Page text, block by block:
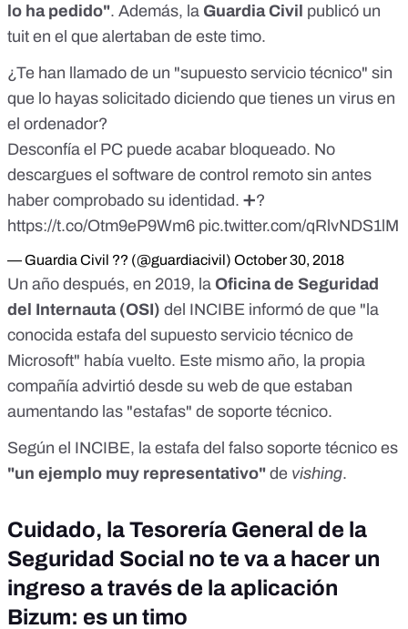
lo ha pedido". Además, la Guardia Civil publicó un
tuit en el que alertaban de este timo.
¿Te han llamado de un "supuesto servicio técnico" sin
que lo hayas solicitado diciendo que tienes un virus en
el ordenador?
Desconfía el PC puede acabar bloqueado. No
descargues el software de control remoto sin antes
haber comprobado su identidad. ➕?
https://t.co/Otm9eP9Wm6 pic.twitter.com/qRlvNDS1lM
— Guardia Civil ?? (@guardiacivil) October 30, 2018
Un año después, en 2019, la Oficina de Seguridad
del Internauta(OSI) del INCIBE informó de que "la
conocida estafa del supuesto servicio técnico de
Microsoft" había vuelto. Este mismo año, la propia
compañía advirtió desde su web de que estaban
aumentando las "estafas" de soporte técnico.
Según el INCIBE, la estafa del falso soporte técnico es
"un ejemplo muy representativo" de vishing.
Cuidado, la Tesorería General de la
Seguridad Social no te va a hacer un
ingreso a través de la aplicación
Bizum: es un timo